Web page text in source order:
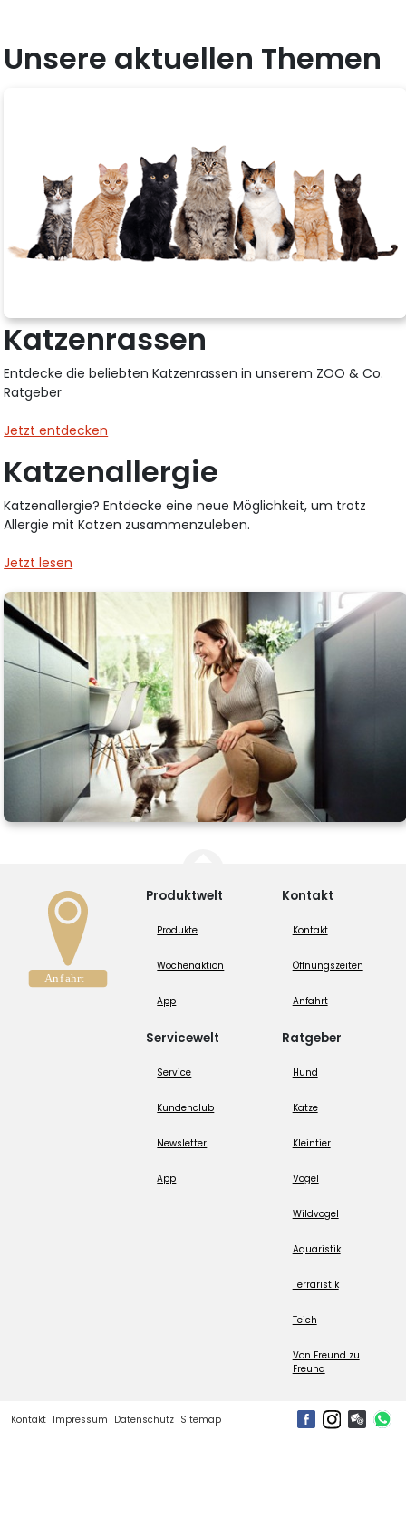
Unsere aktuellen Themen
Katzenrassen
Entdecke die beliebten Katzenrassen in unserem ZOO & Co.
Ratgeber
Jetzt entdecken
Katzenallergie
Katzenallergie? Entdecke eine neue Möglichkeit, um trotz
Allergie mit Katzen zusammenzuleben.
Jetzt lesen
Produktwelt
Produkte
Wochenaktion
App
Servicewelt
Service
Kundenclub
Newsletter
App
Kontakt
Kontakt
Öffnungszeiten
Anfahrt
Ratgeber
Hund
Katze
Kleintier
Vogel
Wildvogel
Aquaristik
Terraristik
Teich
Von Freund zu
Freund
Kontakt Impressum Datenschutz Sitemap